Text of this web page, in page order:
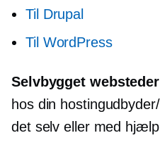
Til Drupal
Til WordPress
Selvbygget
hos din
det selv eller med